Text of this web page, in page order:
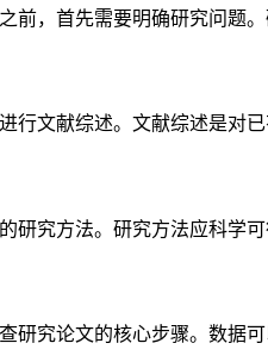
前，首先需要明确研究问题
行文献综述。文献综述是对
研究方法。研究方法应科学可
研究论文的核心步骤。数据